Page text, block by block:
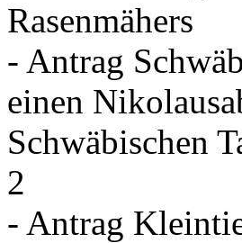
Rasenmähers
- Antrag
einen
Schwäbischen
2
- Antrag